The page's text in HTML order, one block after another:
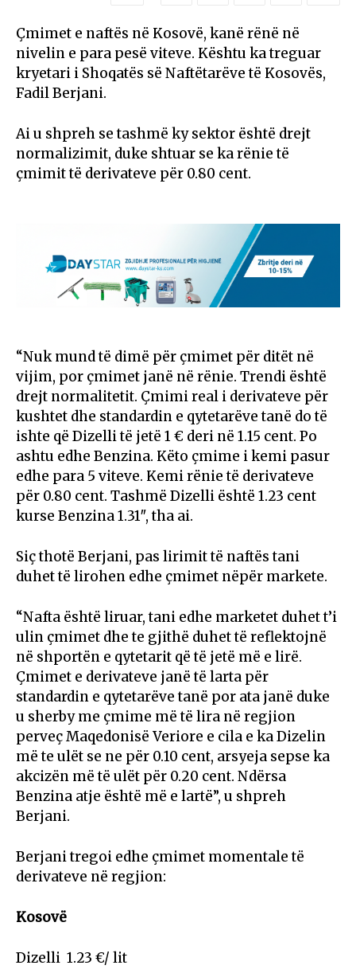
Çmimet e naftës në Kosovë, kanë rënë në
nivelin e para pesë viteve. Kështu ka treguar
kryetari i Shoqatës së Naftëtarëve të Kosovës,
Fadil Berjani.
Ai u shpreh se tashmë ky sektor është drejt
normalizimit, duke shtuar se ka rënie të
çmimit të derivateve për 0.80 cent.
“Nuk mund të dimë për çmimet për ditët në
vijim, por çmimet janë në rënie. Trendi është
drejt normalitetit. Çmimi real i derivateve për
kushtet dhe standardin e qytetarëve tanë do të
ishte që Dizelli të jetë 1 € deri në 1.15 cent. Po
ashtu edhe Benzina. Këto çmime i kemi pasur
edhe para 5 viteve. Kemi rënie të derivateve
për 0.80 cent. Tashmë Dizelli është 1.23 cent
kurse Benzina 1.31″, tha ai.
Siç thotë Berjani, pas lirimit të naftës tani
duhet të lirohen edhe çmimet nëpër markete.
“Nafta është liruar, tani edhe marketet duhet t’i
ulin çmimet dhe te gjithë duhet të reflektojnë
në shportën e qytetarit që të jetë më e lirë.
Çmimet e derivateve janë të larta për
standardin e qytetarëve tanë por ata janë duke
u sherby me çmime më të lira në regjion
perveç Maqedonisë Veriore e cila e ka Dizelin
më te ulët se ne për 0.10 cent, arsyeja sepse ka
akcizën më të ulët për 0.20 cent. Ndërsa
Benzina atje është më e lartë”, u shpreh
Berjani.
Berjani tregoi edhe çmimet momentale të
derivateve në regjion:
Kosovë
Dizelli 1.23 €/ lit